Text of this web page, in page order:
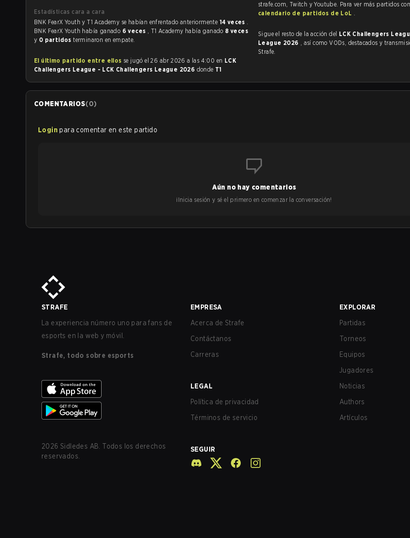
Estadísticas cara a cara
BNK FearX Youth y T1 Academy se habían enfrentado anteriormente 14 veces .
BNK FearX Youth había ganado 6 veces , T1 Academy había ganado 8 veces
y 0 partidosterminaron en empate.
El último partido entre ellos se jugó el 26 abr 2026 a las 4:00 en LCK
Challengers League - LCK Challengers League 2026 donde T1
strafe.com, Twitch y Youtube. Para ver más partidos
calendario de partidos de LoL .
Sigue el resto de la acción del LCK Challengers
League 2026 , así como VODs, destacados y transmisiones en vivo, todo en
Strafe.
COMENTARIOS(0)
Login para comentar en este partido
Aún no hay comentarios
¡Inicia sesión y sé el primero en comenzar la conversación!
STRAFE
La experiencia número uno para fans de
esports en la web y móvil.
Strafe, todo sobre esports
2026 Sidledes AB. Todos los derechos
reservados.
EMPRESA
Acerca de Strafe
Contáctanos
Carreras
LEGAL
Política de privacidad
Términos de servicio
SEGUIR
EXPLORAR
Partidas
Torneos
Equipos
Jugadores
Noticias
Authors
Artículos